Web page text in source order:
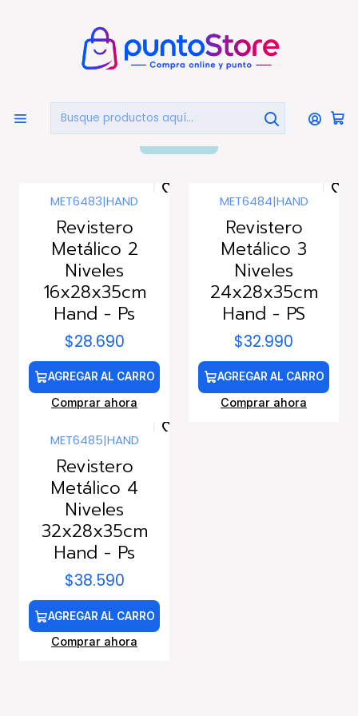
Inicio LIBRERÍA Y ARTE Revisteros
Revisteros
MET6483|HAND
Revistero
Metálico 2
Niveles
16x28x35cm
Hand - Ps
$28.690
AGREGAR AL CARRO
Comprar ahora
MET6484|HAND
Revistero
Metálico 3
Niveles
24x28x35cm
Hand - PS
$32.990
AGREGAR AL CARRO
Comprar ahora
MET6485|HAND
Revistero
Metálico 4
Niveles
32x28x35cm
Hand - Ps
$38.590
AGREGAR AL CARRO
Comprar ahora